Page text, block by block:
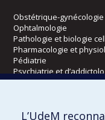
Obstétrique-gynécologie
Ophtalmologie
Pathologie et biologie
Pharmacologie et
Pédiatrie
Psychiatrie et
Radiologie, radio-
L’UdeM